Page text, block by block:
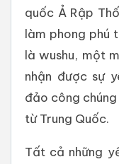
quốc Ả Rập
làm phong phú
là wushu, một
nhận được sự
đảo công
từ Trung Quốc.
Tất cả những